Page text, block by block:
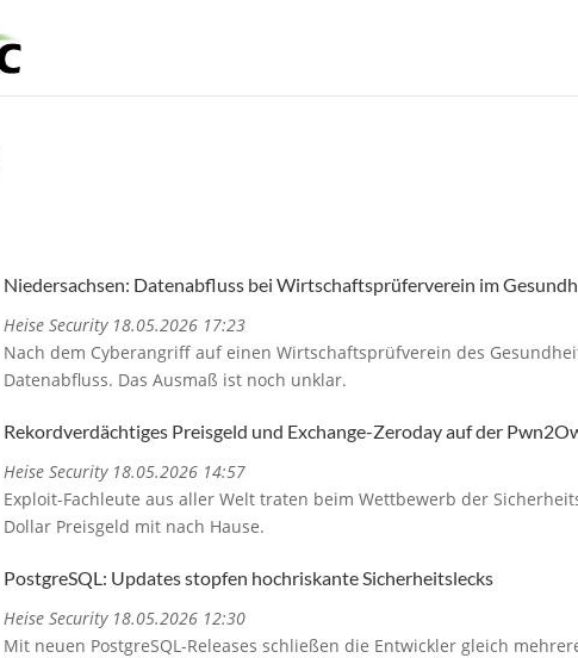
Niedersachsen: Datenabfluss bei Wirtschaftsprüferverein im
Heise Security 18.05.2026 17:23
Nach dem Cyberangriff auf einen Wirtschaftsprüfverein des
Datenabfluss. Das Ausmaß ist noch unklar.
Rekordverdächtiges Preisgeld und Exchange-Zeroday auf der
Heise Security 18.05.2026 14:57
Exploit-Fachleute aus aller Welt traten beim Wettbewerb der
Dollar Preisgeld mit nach Hause.
PostgreSQL: Updates stopfen hochriskante Sicherheitslecks
Heise Security 18.05.2026 12:30
Mit neuen PostgreSQL-Releases schließen die Entwickler gleich